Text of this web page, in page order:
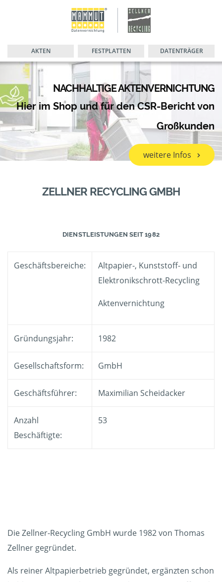
AKTEN FESTPLATTEN DATENTRÄGER
NACHHALTIGE AKTENVERNICHTUNG
Hier im Shop und für den CSR-Bericht von
Großkunden
weitere Infos
ZELLNER RECYCLING GMBH
DIENSTLEISTUNGEN SEIT 1982
Geschäftsbereiche:
Altpapier-, Kunststoff- und
Elektronikschrott-Recycling
Aktenvernichtung
Gründungsjahr: 1982
Gesellschaftsform: GmbH
Geschäftsführer: Maximilian Scheidacker
Anzahl
Beschäftigte:
53
Die Zellner-Recycling GmbH wurde 1982 von Thomas
Zellner gegründet.
Als reiner Altpapierbetrieb gegründet, ergänzten schon